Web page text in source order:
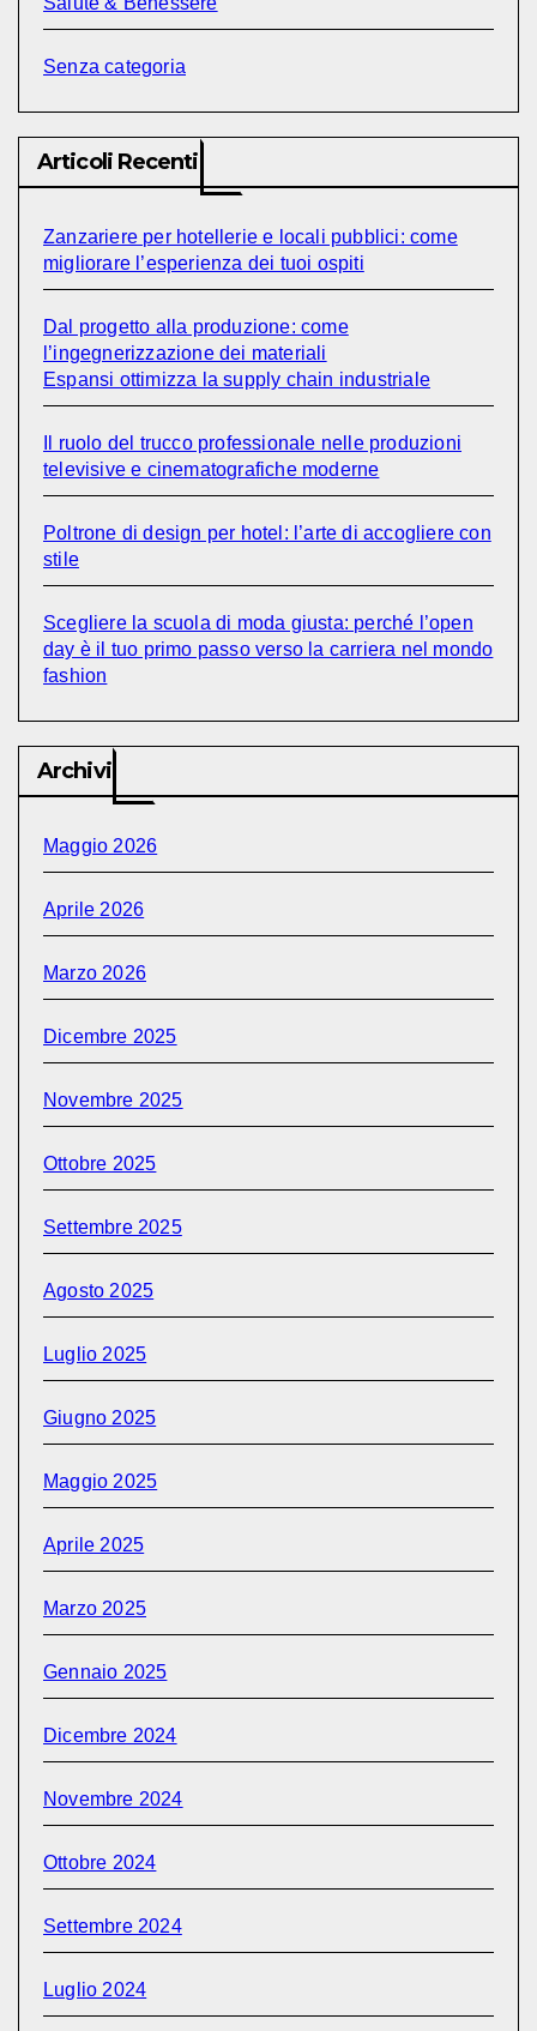
Senza categoria
Articoli Recenti
Zanzariere per hotellerie e locali pubblici: come
migliorare l’esperienza dei tuoi ospiti
Dal progetto alla produzione: come
l’ingegnerizzazione dei materiali
Espansi ottimizza la supply chain industriale
Il ruolo del trucco professionale nelle produzioni
televisive e cinematografiche moderne
Poltrone di design per hotel: l’arte di accogliere con
stile
Scegliere la scuola di moda giusta: perché l’open
day è il tuo primo passo verso la carriera nel mondo
fashion
Archivi
Maggio 2026
Aprile 2026
Marzo 2026
Dicembre 2025
Novembre 2025
Ottobre 2025
Settembre 2025
Agosto 2025
Luglio 2025
Giugno 2025
Maggio 2025
Aprile 2025
Marzo 2025
Gennaio 2025
Dicembre 2024
Novembre 2024
Ottobre 2024
Settembre 2024
Luglio 2024